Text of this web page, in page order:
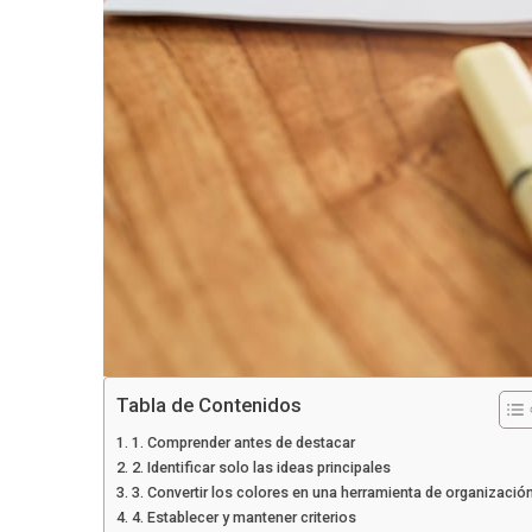
Tabla de Contenidos
1. Comprender antes de destacar
2. Identificar solo las ideas principales
3. Convertir los colores en una herramienta de
4. Establecer y mantener criterios